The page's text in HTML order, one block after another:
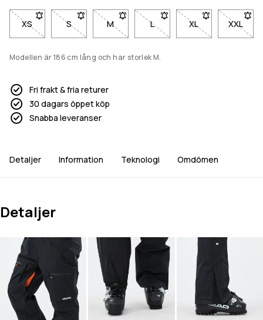
XS- Storlek XS är inte tillgänglig. Klicka för att bli meddelad när
S- Storlek S är inte tillgänglig. Klicka för att bli
M- Storlek M är inte tillgänglig. Klicka för
L- Storlek L är inte tillgänglig.
XL- Storlek XL är
XXL
-
Modellen är 186 cm lång och har storlek M.
Fri frakt & fria returer
30 dagars öppet köp
Snabba leveranser
Detaljer Information Teknologi Omdömen
Detaljer